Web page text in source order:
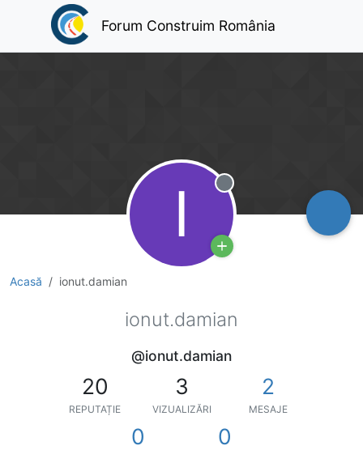
Forum Construim România
Acasă ionut.damian
I Deconectat
ionut.damian
@ionut.damian
20
REPUTAȚIE
3
VIZUALIZĂRI
2
MESAJE
0 0